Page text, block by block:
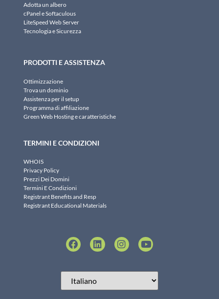
Adotta un albero
cPanel e Softaculous
LiteSpeed Web Server
Tecnologia e Sicurezza
PRODOTTI E ASSISTENZA
Ottimizzazione
Trova un dominio
Assistenza per il setup
Programma di affiliazione
Green Web Hosting e caratteristiche
TERMINI E CONDIZIONI
WHOIS
Privacy Policy
Prezzi Dei Domini
Termini E Condizioni
Registrant Benefits and Resp
Registrant Educational Materials